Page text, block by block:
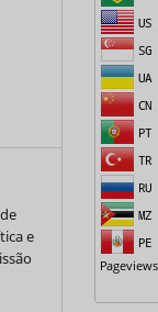
e